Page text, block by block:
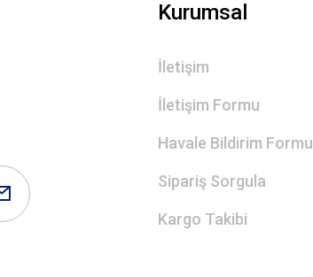
Kurumsal
İletişim
İletişim Formu
Havale Bildirim Formu
Sipariş Sorgula
Kargo Takibi